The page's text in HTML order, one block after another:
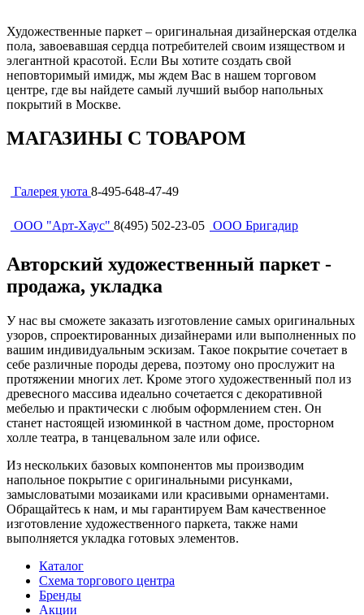
Художественные паркет – оригинальная дизайнерская отделка
пола, завоевавшая сердца потребителей своим изяществом и
элегантной красотой. Если Вы хотите создать свой
неповторимый имидж, мы ждем Вас в нашем торговом
центре, где вы найдете самый лучший выбор напольных
покрытий в Москве.
МАГАЗИНЫ С ТОВАРОМ
Галерея уюта 8-495-648-47-49
ООО "Арт-Хаус" 8(495) 502-23-05 ООО Бригадир
Авторский художественный паркет -
продажа, укладка
У нас вы сможете заказать изготовление самых оригинальных
узоров, спроектированных дизайнерами или выполненных по
вашим индивидуальным эскизам. Такое покрытие сочетает в
себе различные породы дерева, поэтому оно прослужит на
протяжении многих лет. Кроме этого художественный пол из
древесного массива идеально сочетается с декоративной
мебелью и практически с любым оформлением стен. Он
станет настоящей изюминкой в частном доме, просторном
холле театра, в танцевальном зале или офисе.
Из нескольких базовых компонентов мы производим
напольное покрытие с оригинальными рисунками,
замысловатыми мозаиками или красивыми орнаментами.
Обращайтесь к нам, и мы гарантируем Вам качественное
изготовление художественного паркета, также нами
выполняется укладка готовых элементов.
Каталог
Схема торгового центра
Бренды
Акции